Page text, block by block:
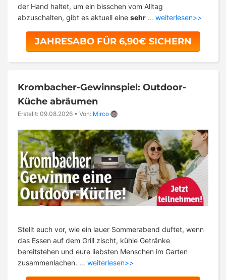
der Hand haltet, um ein bisschen vom Alltag
abzuschalten, gibt es aktuell eine sehr … weiterlesen>>
JAHRESABO FÜR 6,90€ SICHERN
Krombacher-Gewinnspiel: Outdoor-
Küche abräumen
Erstellt: 09.08.2026 • Von: Mirco
Stellt euch vor, wie ein lauer Sommerabend duftet, wenn
das Essen auf dem Grill zischt, kühle Getränke
bereitstehen und eure liebsten Menschen im Garten
zusammenlachen. … weiterlesen>>